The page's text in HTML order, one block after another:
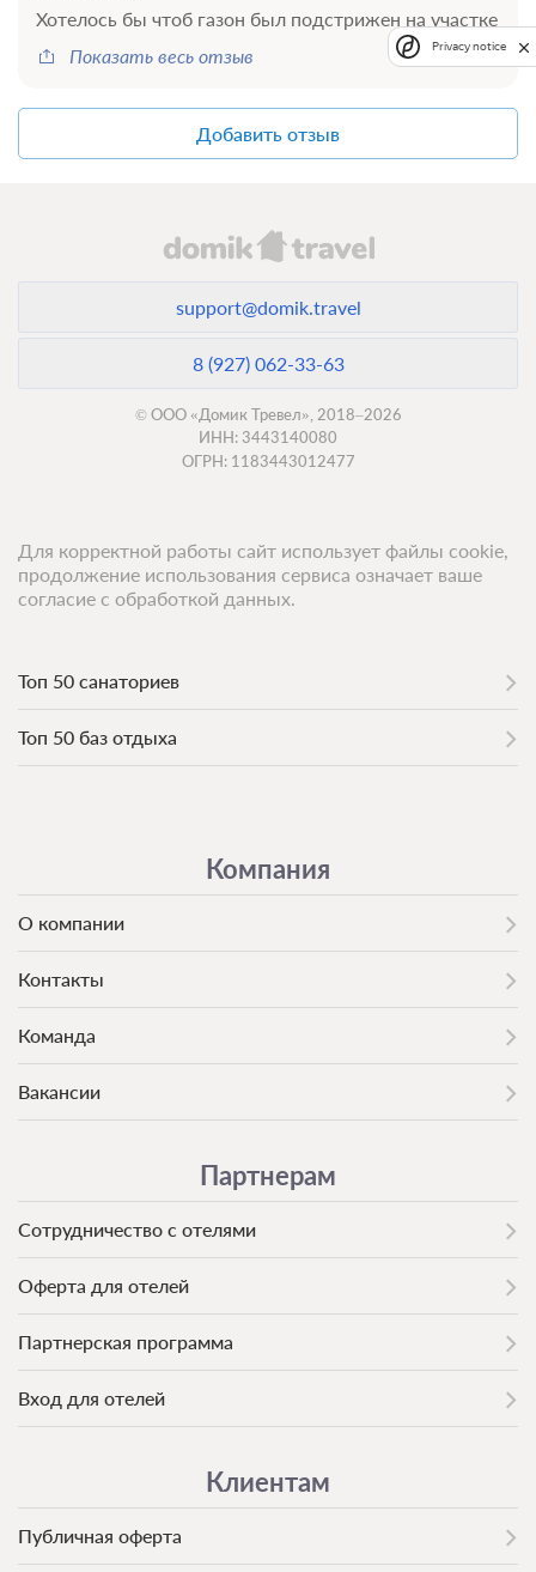
Хотелось бы чтоб газон был подстрижен на участке
Показать весь отзыв
Источник
Добавить отзыв
support@domik.travel
8 (927) 062-33-63
© ООО «Домик Тревел», 2018–2026
ИНН: 3443140080
ОГРН: 1183443012477
Топ 50 санаториев
Топ 50 баз отдыха
Компания
О компании
Контакты
Команда
Вакансии
Партнерам
Сотрудничество с отелями
Оферта для отелей
Партнерская программа
Вход для отелей
Клиентам
Публичная оферта
Для корректной работы сайт использует файлы cookie,
продолжение использования сервиса означает ваше
согласие с обработкой данных.
Privacy notice